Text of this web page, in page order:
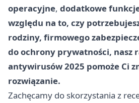
operacyjne, dodatkowe
względu na to, czy
rodziny, firmowego
do ochrony prywatności, nasz
antywirusów 2025 pomoże Ci
rozwiązanie.
Zachęcamy do skorzystania z